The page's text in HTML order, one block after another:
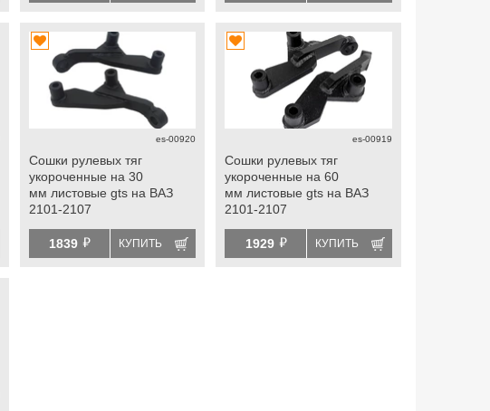
es-00920
Сошки рулевых тяг
укороченные на 30
мм листовые gts на ВАЗ
2101-2107
1839 й КУПИТЬ
es-00919
Сошки рулевых тяг
укороченные на 60
мм листовые gts на ВАЗ
2101-2107
1929 й КУПИТЬ